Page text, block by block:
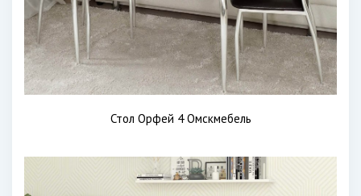
Стол Орфей 4 Омскмебель